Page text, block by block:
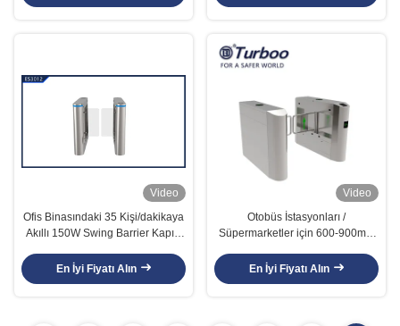
Video
Ofis Binasındaki 35 Kişi/dakikaya
Akıllı 150W Swing Barrier Kapısı
En İyi Fiyatı Alın
Video
Otobüs İstasyonları /
Süpermarketler için 600-900mm
Kontrol Turnikesi
En İyi Fiyatı Alın